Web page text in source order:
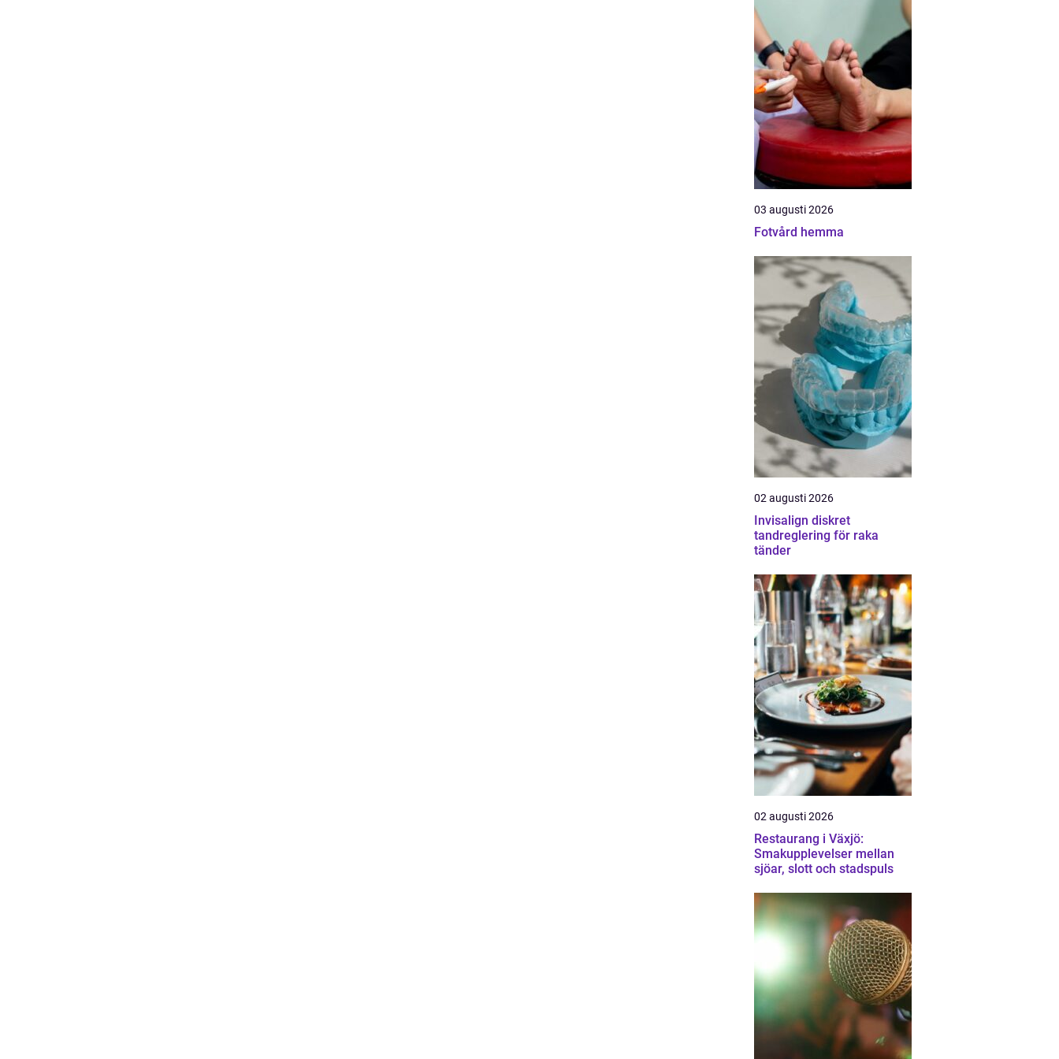
03 augusti 2026
Fotvård hemma
02 augusti 2026
Invisalign diskret
tandreglering för raka
tänder
02 augusti 2026
Restaurang i Växjö:
Smakupplevelser mellan
sjöar, slott och stadspuls